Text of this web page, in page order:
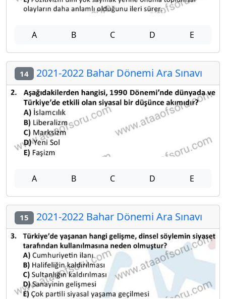
A B C D E
14 2021-2022 Bahar Dönemi Ara Sınavı
A B C D E
15 2021-2022 Bahar Dönemi Ara Sınavı